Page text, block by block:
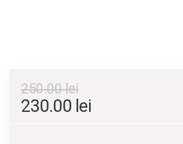
250.00lei
Prețul
230.00 lei
este: